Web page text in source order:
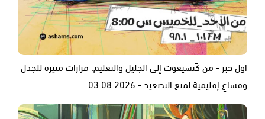
اول خبر - من كَتسيعوت إلى الجليل والتعليم: قرارات مثيرة للجدل
ومساعٍ إقليمية لمنع التصعيد - 03.08.2026